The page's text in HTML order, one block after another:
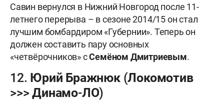
Савин вернулся в Нижний Новгород после 11-
летнего перерыва – в сезоне 2014/15 он стал
лучшим бомбардиром «Губернии». Теперь он
должен составить пару основных
«четвёрочников» сСемёном Дмитриевым.
12. Юрий Бражнюк (Локомотив
>>> Динамо-ЛО)